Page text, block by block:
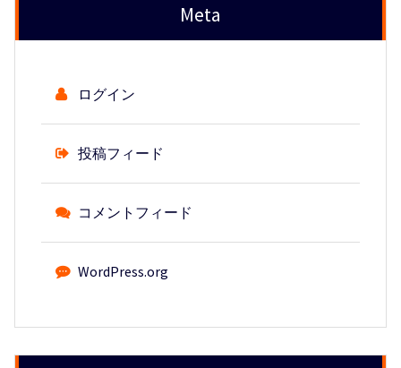
Meta
ログイン
投稿フィード
コメントフィード
WordPress.org